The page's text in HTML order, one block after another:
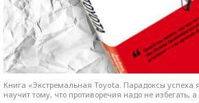
Книга «Экстремальная Toyota. Парадоксы успеха
научит тому, что противоречия надо не избегать,